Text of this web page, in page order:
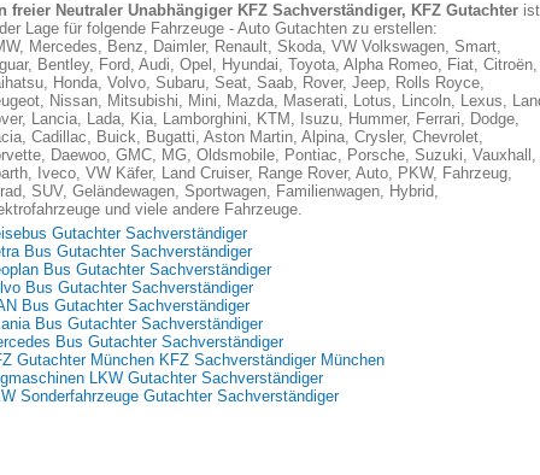
freier Neutraler Unabhängiger KFZ Sachverständiger, KFZ Gutachter ist
Lage für folgende Fahrzeuge - Auto Gutachten zu erstellen:
Mercedes, Benz, Daimler, Renault, Skoda, VW Volkswagen, Smart,
Bentley, Ford, Audi, Opel, Hyundai, Toyota, Alpha Romeo, Fiat, Citroën,
Honda, Volvo, Subaru, Seat, Saab, Rover, Jeep, Rolls Royce,
Nissan, Mitsubishi, Mini, Mazda, Maserati, Lotus, Lincoln, Lexus,
Lancia, Lada, Kia, Lamborghini, KTM, Isuzu, Hummer, Ferrari, Dodge,
Cadillac, Buick, Bugatti, Aston Martin, Alpina, Crysler, Chevrolet,
Daewoo, GMC, MG, Oldsmobile, Pontiac, Porsche, Suzuki, Vauxhall,
Iveco, VW Käfer, Land Cruiser, Range Rover, Auto, PKW, Fahrzeug,
SUV, Geländewagen, Sportwagen, Familienwagen, Hybrid,
und viele andere Fahrzeuge.
Gutachter Sachverständiger
Bus Gutachter Sachverständiger
Bus Gutachter Sachverständiger
Bus Gutachter Sachverständiger
Bus Gutachter Sachverständiger
Bus Gutachter Sachverständiger
Bus Gutachter Sachverständiger
Gutachter München KFZ Sachverständiger München
LKW Gutachter Sachverständiger
Sonderfahrzeuge Gutachter Sachverständiger